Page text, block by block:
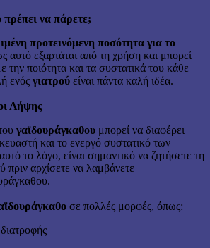
να πάρετε;
προτεινόμενη ποσότητα για το
αυτό εξαρτάται από τη χρήση και μπορεί
την ποιότητα και τα συστατικά του κάθε
ενός γιατρού είναι πάντα καλή ιδέα.
Λήψης
γαϊδουράγκαθου μπορεί να διαφέρει
και το ενεργό συστατικό των
το λόγο, είναι σημαντικό να ζητήσετε τη
πριν αρχίσετε να λαμβάνετε
σε πολλές μορφές, όπως: